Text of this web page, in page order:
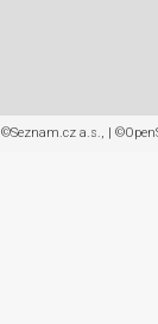
©Seznam.cz a.s., |